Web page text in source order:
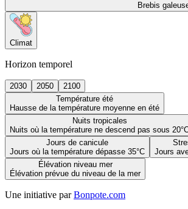
Brebis
Climat
Horizon temporel
2030 2050
2100
Température été
Hausse de la température moyenne en été
Nuits tropicales
Nuits où la température ne descend pas sous
Jours de canicule
Jours où la température dépasse 35°C
Jours
Élévation niveau mer
Élévation prévue du niveau de la mer
Une initiative par Bonpote.com